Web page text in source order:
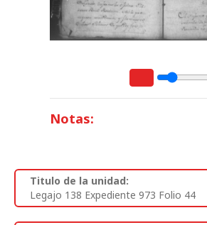
Notas:
Titulo de la unidad:
Legajo 138 Expediente 973 Folio 44